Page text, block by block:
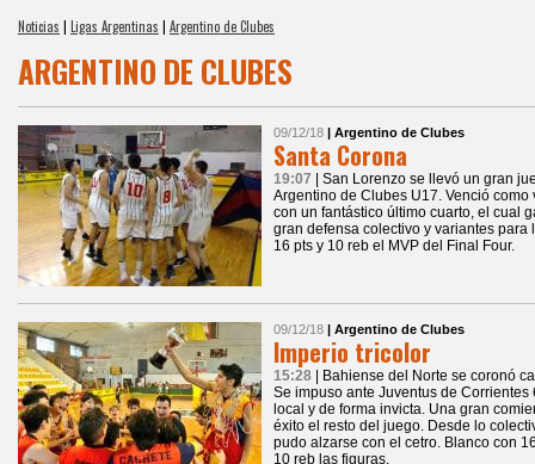
Noticias | Ligas Argentinas | Argentino de Clubes
ARGENTINO DE CLUBES
09/12/18 | Argentino de Clubes
Santa Corona
19:07
| San Lorenzo se llevó un gran
Argentino de Clubes U17. Venció
con un fantástico último cuarto, el cual
gran defensa colectivo y variantes
16 pts y 10 reb el MVP del Final Four.
09/12/18 | Argentino de Clubes
Imperio tricolor
15:28
| Bahiense del Norte se coronó
Se impuso ante Juventus de
local y de forma invicta. Una gran
éxito el resto del juego. Desde lo
pudo alzarse con el cetro. Blanco con
10 reb las figuras.